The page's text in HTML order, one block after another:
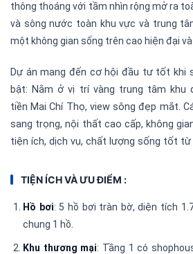
thông thoáng với tầm nhìn rộng mở ra
và sông nước toàn khu vực và trung
một không gian sống trên cao hiện đại
Dự án mang đến cơ hội đầu tư tốt khi
bật: Nằm ở vị trí vàng trung tâm khu
tiền Mai Chí Thọ, view sông đẹp mắt.
sang trọng, nội thất cao cấp, không
tiện ích, dịch vụ, chất lượng sống tốt từ
TIỆN ÍCH VÀ ƯU ĐIỂM :
Hồ bơi: 5 hồ bơi tràn bờ, diện tích
chung 1 hồ.
Khu thương mại: Tầng 1 có